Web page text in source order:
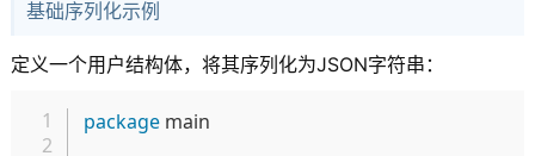
基础序列化示例
定义一个用户结构体，将其序列化为JSON字符串：
package main